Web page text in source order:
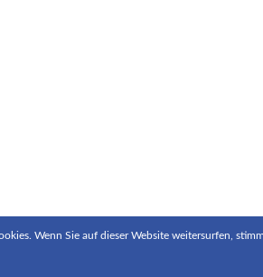
Wenn Sie auf dieser Website weitersurfen,